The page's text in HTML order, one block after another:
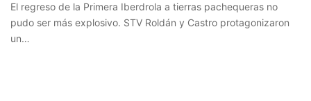
El regreso de la Primera Iberdrola a tierras pachequeras no
pudo ser más explosivo. STV Roldán y Castro protagonizaron
un…